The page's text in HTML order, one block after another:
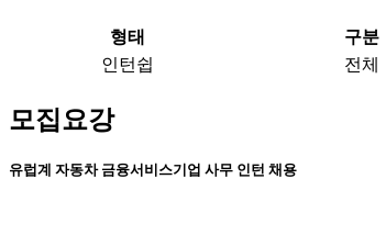
형태
구분
인턴쉽
전체
모집요강
유럽계 자동차 금융서비스기업 사무 인턴 채용